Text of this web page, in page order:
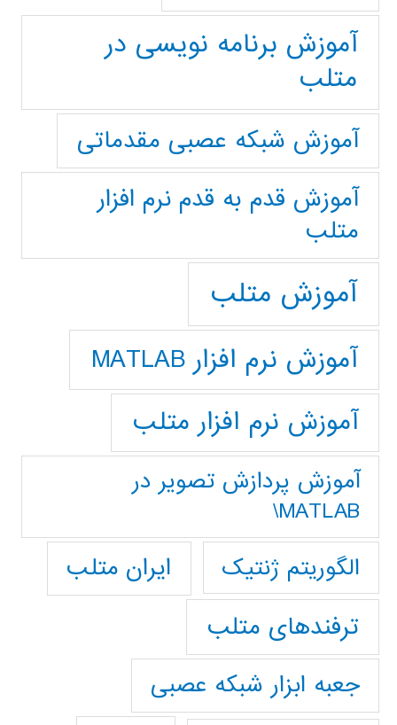
آموزش برنامه نویسی در
متلب
آموزش شبکه عصبی مقدماتی
آموزش قدم به قدم نرم افزار
متلب
آموزش متلب
آموزش نرم افزار MATLAB
آموزش نرم افزار متلب
آموزش پردازش تصوير در
MATLAB\
الگوریتم ژنتیک
ایران متلب
ترفندهای متلب
جعبه ابزار شبکه عصبی